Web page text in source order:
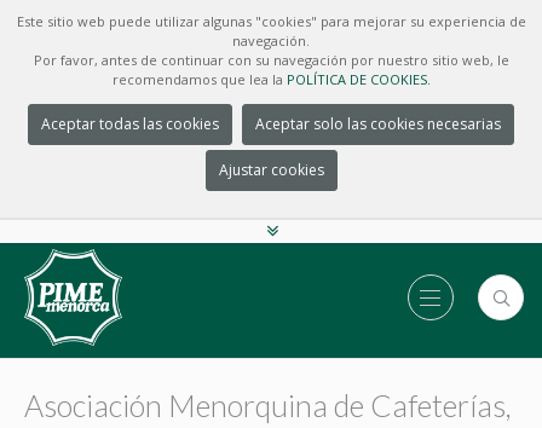
Este sitio web puede utilizar algunas "cookies" para mejorar su experiencia de
navegación.
Por favor, antes de continuar con su navegación por nuestro sitio web, le
recomendamos que lea la POLÍTICA DE COOKIES.
Aceptar todas las cookies Aceptar solo las cookies necesarias
Ajustar cookies
Asociación Menorquina de Cafeterías,